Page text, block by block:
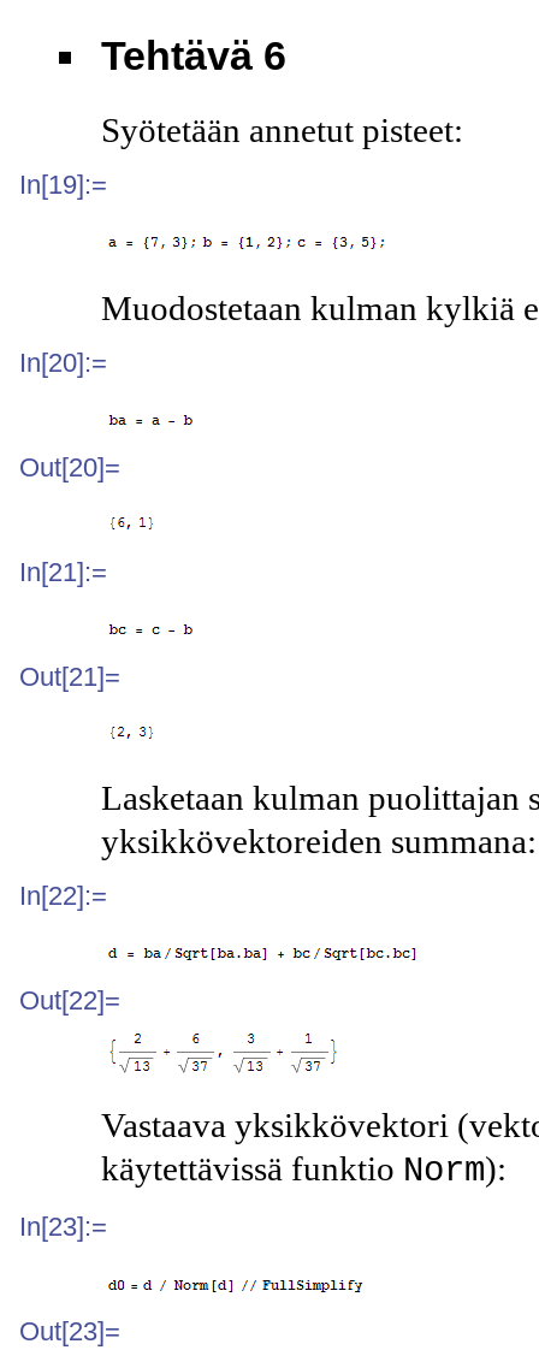
Tehtävä 6
Syötetään annetut pisteet:
In[19]:=
Muodostetaan kulman kylkiä
In[20]:=
Out[20]=
In[21]:=
Out[21]=
Lasketaan kulman puolittajan
yksikkövektoreiden summana:
In[22]:=
Out[22]=
Vastaava yksikkövektori
käytettävissä funktio Norm):
In[23]:=
Out[23]=